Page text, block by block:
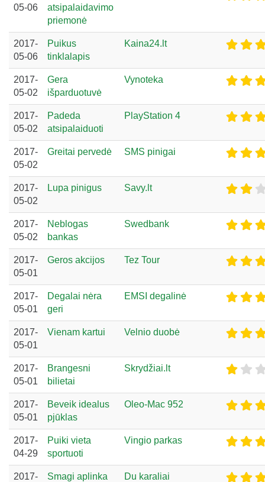
05-06
atsipalaidavimo
priemonė
2017-
05-06
Puikus
tinklalapis
Kaina24.lt
2017-
05-02
Gera
išparduotuvė
Vynoteka
2017-
05-02
Padeda
atsipalaiduoti
PlayStation 4
2017-
05-02
Greitai pervedė SMS pinigai
2017-
05-02
Lupa pinigus Savy.lt
2017-
05-02
Neblogas
bankas
Swedbank
2017-
05-01
Geros akcijos Tez Tour
2017-
05-01
Degalai nėra
geri
EMSI degalinė
2017-
05-01
Vienam kartui Velnio duobė
2017-
05-01
Brangesni
bilietai
Skrydžiai.lt
2017-
05-01
Beveik idealus
pjūklas
Oleo-Mac 952
2017-
04-29
Puiki vieta
sportuoti
Vingio parkas
2017-
Smagi aplinka Du karaliai